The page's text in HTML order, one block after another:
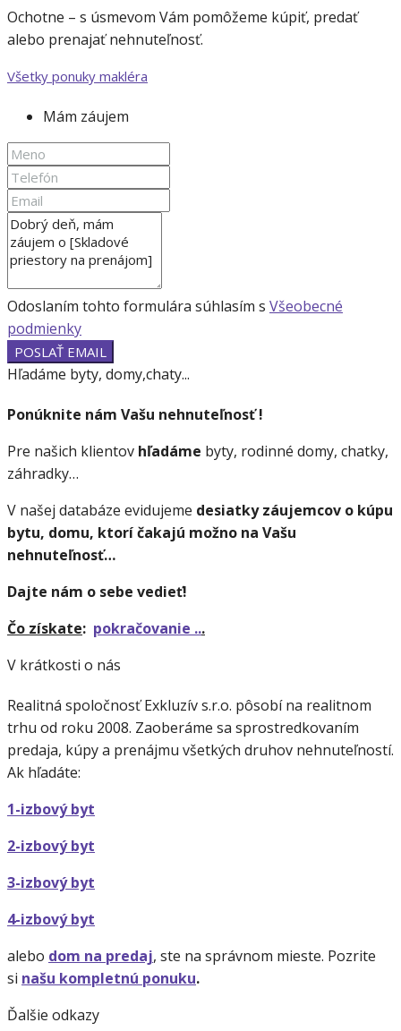
Ochotne – s úsmevom Vám pomôžeme kúpiť, predať
alebo prenajať nehnuteľnosť.
Všetky ponuky makléra
Mám záujem
Odoslaním tohto formulára súhlasím s Všeobecné
podmienky
POSLAŤ EMAIL
Hľadáme byty, domy,chaty...
Ponúknite nám Vašu nehnuteľnosť !
Pre našich klientov hľadáme byty, rodinné domy, chatky,
záhradky…
V našej databáze evidujeme desiatky záujemcov o kúpu
bytu, domu, ktorí čakajú možno na Vašu
nehnuteľnosť…
Dajte nám o sebe vedieť!
Čo získate: pokračovanie ...
V krátkosti o nás
Realitná spoločnosť Exkluzív s.r.o. pôsobí na realitnom
trhu od roku 2008. Zaoberáme sa sprostredkovaním
predaja, kúpy a prenájmu všetkých druhov nehnuteľností.
Ak hľadáte:
1-izbový byt
2-izbový byt
3-izbový byt
4-izbový byt
alebo dom na predaj, ste na správnom mieste. Pozrite
si našu kompletnú ponuku.
Ďalšie odkazy